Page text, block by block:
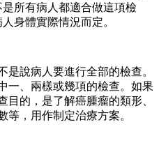
所有病人都適合做這項檢
身體實際情況而定。
是說病人要進行全部的檢查。
一、兩樣或幾項的檢查。如果
目的，是了解癌腫瘤的類形、
等，用作制定治療方案。